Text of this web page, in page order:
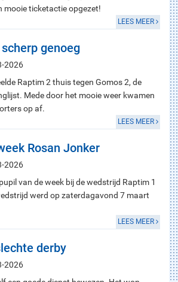
mooie ticketactie opgezet!
LEES MEER
genoeg
2026
Raptim 2 thuis tegen Gomos 2, de
Mede door het mooie weer kwamen
op af.
LEES MEER
Rosan Jonker
2026
van de week bij de wedstrijd Raptim 1
werd op zaterdagavond 7 maart
LEES MEER
derby
2026